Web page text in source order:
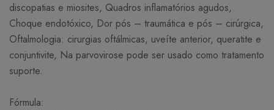
discopatias e miosites, Quadros inflamatórios agudos,
Choque endotóxico, Dor pós – traumática e pós – cirúrgica,
Oftalmologia: cirurgias oftálmicas, uveíte anterior, queratite e
conjuntivite, Na parvovirose pode ser usado como tratamento
suporte.
Fórmula: